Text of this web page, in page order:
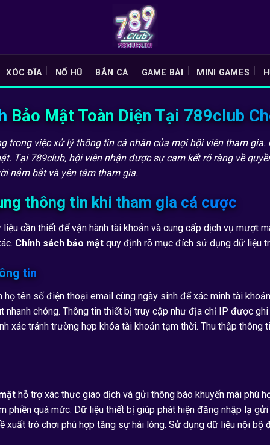
XÓC ĐĨA NỔ HŨ BẮN CÁ GAME BÀI MINI GAMES
Bảo Mật Toàn Diện Tại 789club
trong việc xử lý thông tin cá nhân của mọi hội viên tham
Tại 789club, hội viên nhận được sự cam kết rõ ràng về
nắm bắt và yên tâm tham gia.
thông tin khi tham gia cá cược
cần thiết để vận hành tài khoản và cung cấp dịch vụ mượt
Chính sách bảo mật quy định rõ mục đích sử dụng dữ liệu
tin
tên số điện thoại email cùng ngày sinh để xác minh tài
chóng. Thông tin thiết bị truy cập như địa chỉ IP được
xác tránh trường hợp khóa tài khoản tạm thời. Thu thập thông
hỗ trợ xác thực giao dịch và gửi thông báo khuyến mãi phù
phiền quá mức. Dữ liệu thiết bị giúp phát hiện đăng nhập lạ
xuất trò chơi phù hợp tăng sự hài lòng. Sử dụng dữ liệu nội bộ